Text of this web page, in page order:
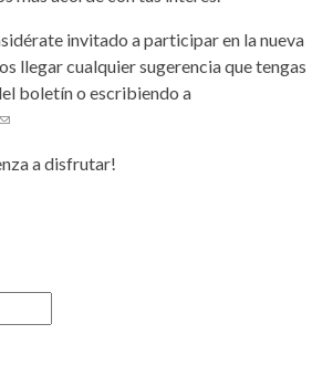
invitado a participar en la nueva
llegar cualquier sugerencia que tengas
boletín o escribiendo a
sends e-mail)
a disfrutar!